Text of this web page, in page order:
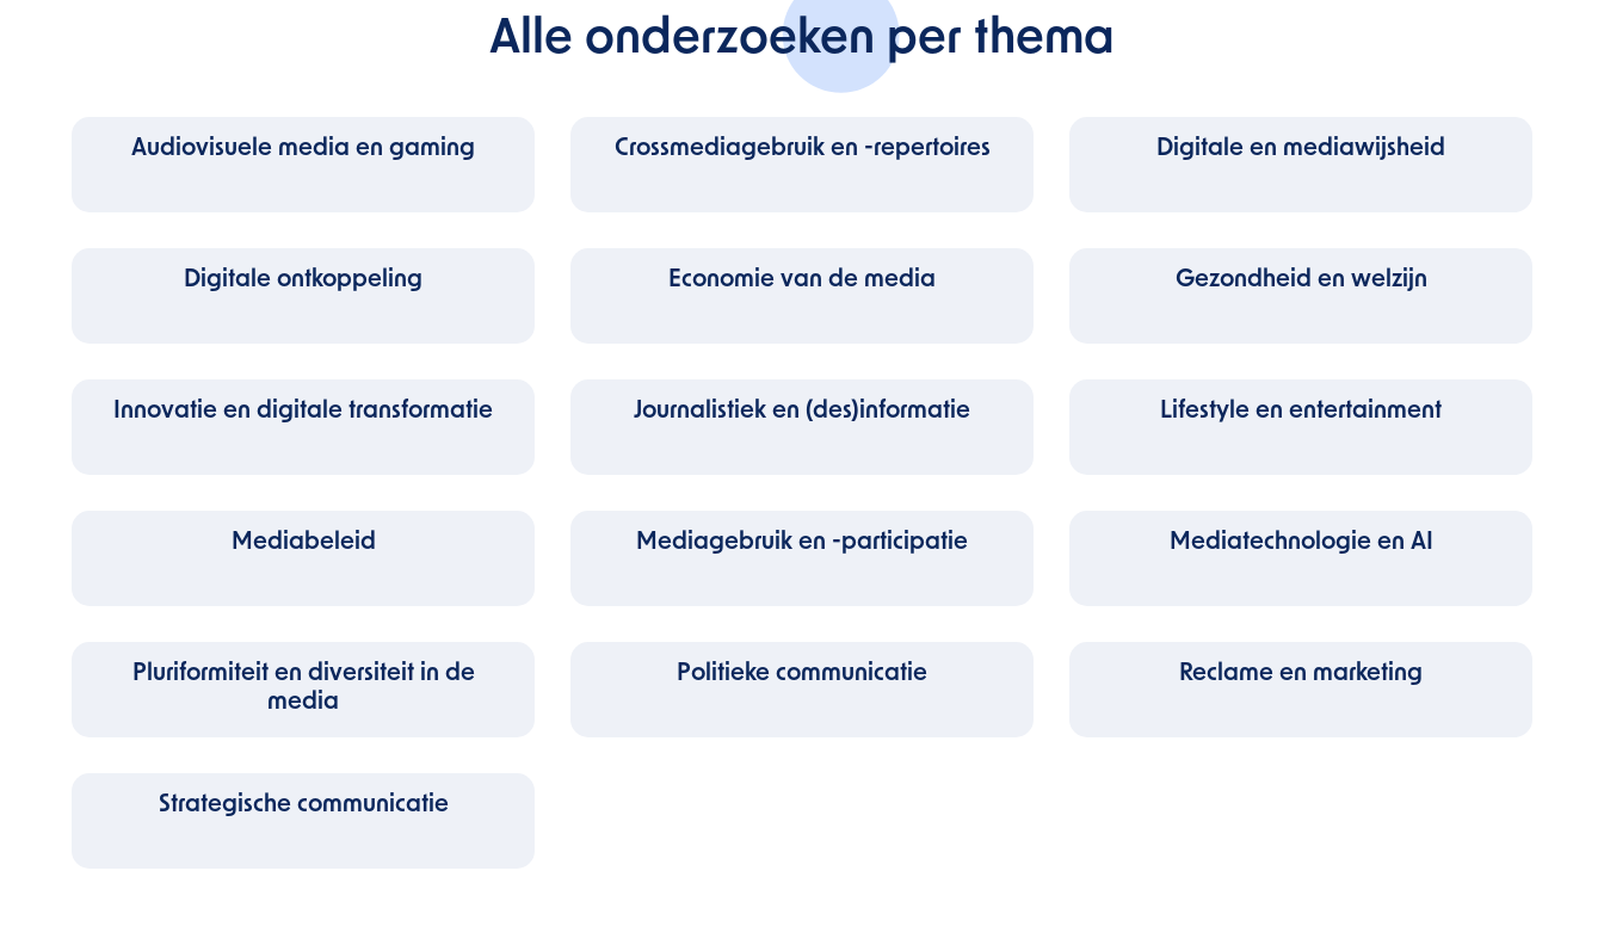
Alle onderzoeken per thema
Audiovisuele media en gaming Crossmediagebruik en -repertoires Digitale en mediawijsheid
Digitale ontkoppeling Economie van de media Gezondheid en welzijn
Innovatie en digitale transformatie Journalistiek en (des)informatie Lifestyle en entertainment
Mediabeleid Mediagebruik en -participatie Mediatechnologie en AI
Pluriformiteit en diversiteit in de
media
Politieke communicatie Reclame en marketing
Strategische communicatie